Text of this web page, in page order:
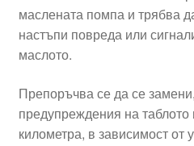
маслената помпа и трябва
настъпи повреда или
маслото.
Препоръчва се да се
предупреждения на
километра, в зависимост